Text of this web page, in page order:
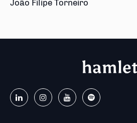
João Filipe Torneiro